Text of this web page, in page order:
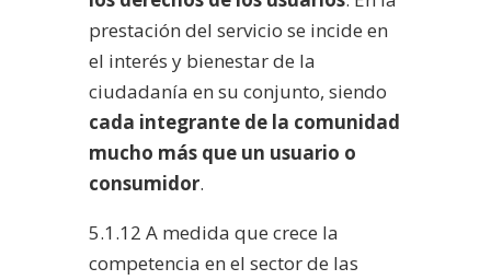
prestación del servicio se incide en
el interés y bienestar de la
ciudadanía en su conjunto, siendo
cada integrante de la comunidad
mucho más que un usuario o
consumidor.
5.1.12 A medida que crece la
competencia en el sector de las